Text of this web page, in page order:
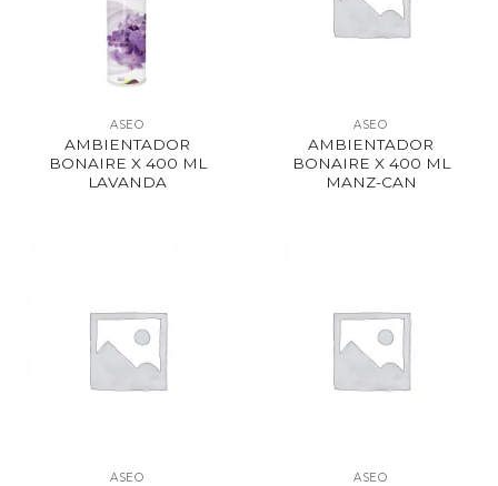
ASEO
AMBIENTADOR
BONAIRE X 400 ML
LAVANDA
ASEO
AMBIENTADOR
BONAIRE X 400 ML
MANZ-CAN
ASEO ASEO